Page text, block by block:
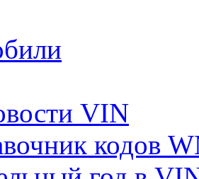
VIN
кодов